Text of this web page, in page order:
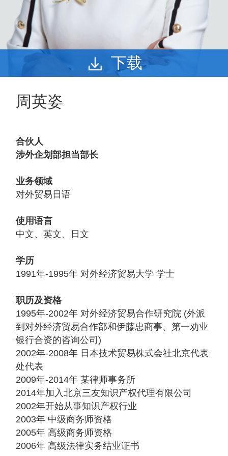
下载
周英姿
合伙人
涉外企划部担当部长
业务领域
对外贸易日语
使用语言
中文、英文、日文
学历
1991年-1995年 对外经济贸易大学 学士
职历及资格
1995年-2002年 对外经济贸易合作研究院 (外派
到对外经济贸易合作部和伊藤忠商事、第一劝业
银行合资的咨询公司)
2002年-2008年 日本技术贸易株式会社北京代表
处代表
2009年-2014年 某律师事务所
2014年加入北京三友知识产权代理有限公司
2002年开始从事知识产权行业
2003年 中级商务师资格
2005年 高级商务师资格
2006年 高级法律实务结业证书